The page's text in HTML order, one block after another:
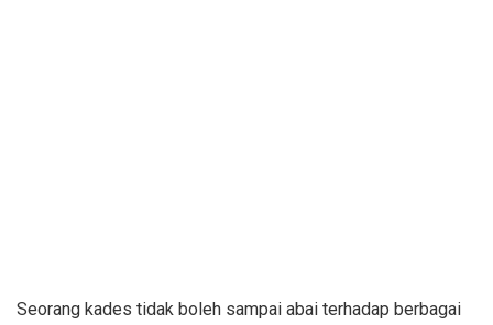
Seorang kades tidak boleh sampai abai terhadap berbagai